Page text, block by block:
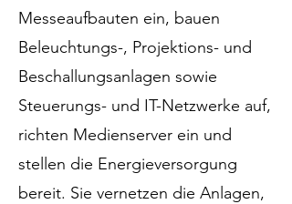
Messeaufbauten ein, bauen
Beleuchtungs-, Projektions- und
Beschallungsanlagen sowie
Steuerungs- und IT-Netzwerke auf,
richten Medienserver ein und
stellen die Energieversorgung
bereit. Sie vernetzen die Anlagen,